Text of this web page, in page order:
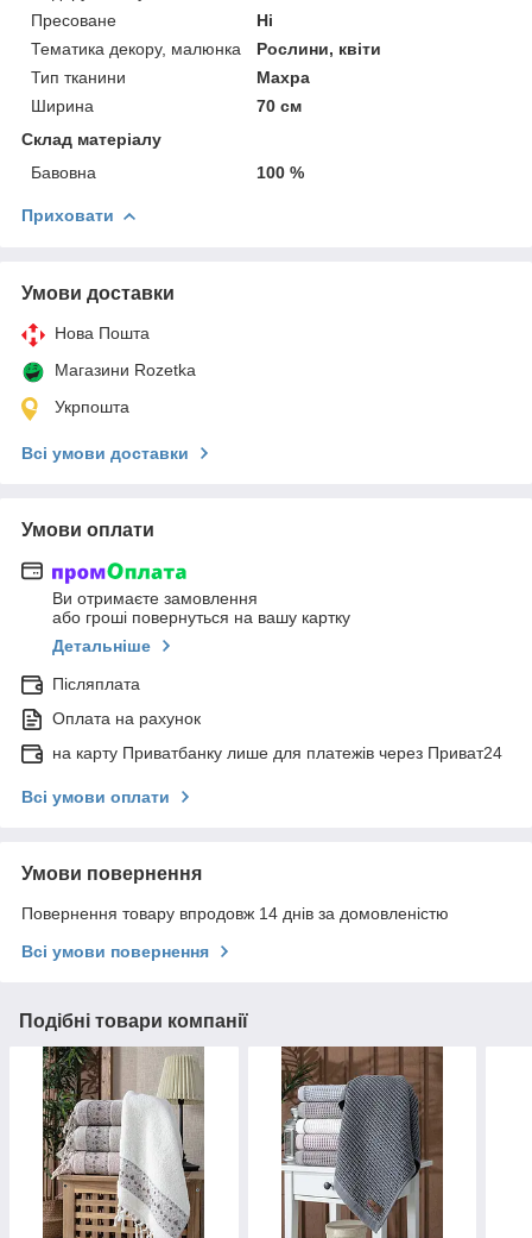
Пресоване
Ні
Тематика декору, малюнка
Рослини, квіти
Тип тканини
Махра
Ширина
70 см
Склад матеріалу
Бавовна
100 %
Приховати
Умови доставки
Нова Пошта
Магазини Rozetka
Укрпошта
Всі умови доставки
Умови оплати
Ви отримаєте замовлення
або гроші повернуться на вашу картку
Детальніше
Післяплата
Оплата на рахунок
на карту Приватбанку лише для платежів через Приват24
Всі умови оплати
Умови повернення
Повернення товару впродовж 14 днів за домовленістю
Всі умови повернення
Подібні товари компанії